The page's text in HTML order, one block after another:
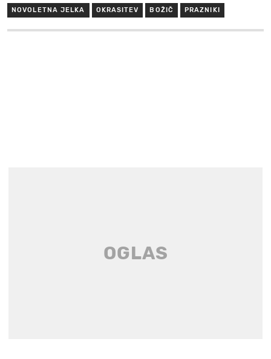
NOVOLETNA JELKA OKRASITEV BOŽIČ PRAZNIKI